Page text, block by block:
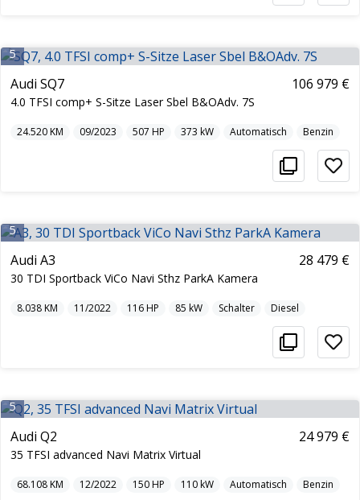
5
Audi SQ7
4.0 TFSI comp+ S-Sitze Laser Sbel B&OAdv. 7S
106 979 €
24.520KM 09/2023 507 HP 373 kW Automatisch Benzin
5
Audi A3
30 TDI Sportback ViCo Navi Sthz ParkA Kamera
28 479 €
8.038KM 11/2022 116HP 85 kW Schalter Diesel
5
Audi Q2
35 TFSI advanced Navi Matrix Virtual
24 979 €
68.108KM 12/2022 150HP 110kW Automatisch Benzin